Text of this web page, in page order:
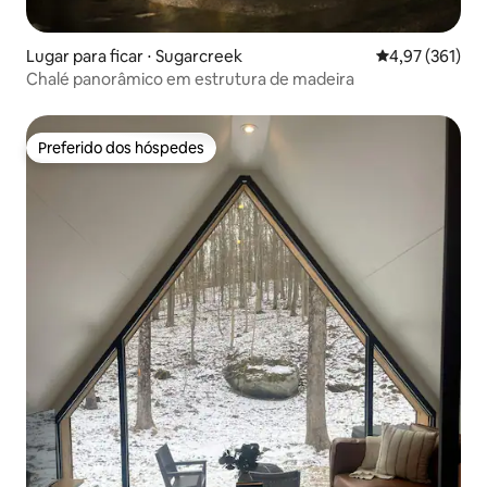
Lugar para ficar ⋅ Sugarcreek 4,97 de uma
4,97 (361)
Chalé panorâmico em estrutura de madeira
Preferido dos hóspedes
Preferido dos hóspedes